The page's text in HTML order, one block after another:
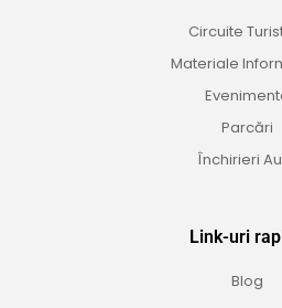
Circuite
Materiale
Parcări
Închirieri
Link-uri
Blog